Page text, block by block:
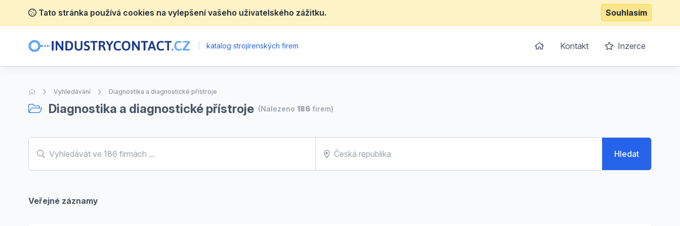
Tato stránka používá cookies na vylepšení vašeho uživatelského zážitku. Souhlasím
katalog strojírenských firem Kontakt Inzerce
Úvodní stránka
Vyhledávání Diagnostika a diagnostické přístroje
Diagnostika a diagnostické přístroje (Nalezeno 186 firem)
Hledat
Veřejné záznamy